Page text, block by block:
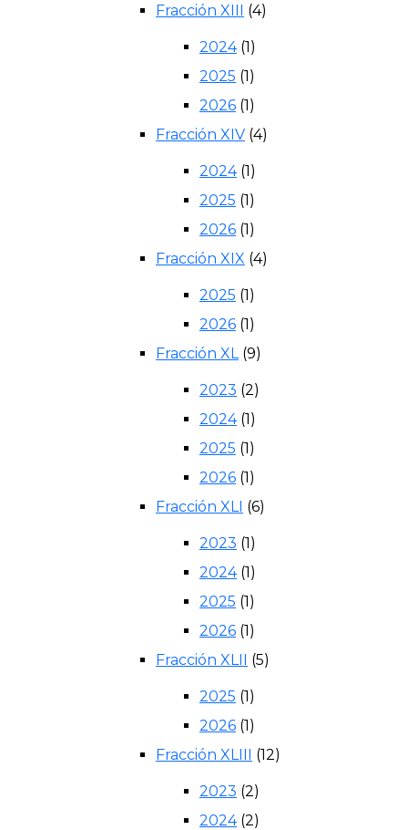
Fracción XIII (4)
2024(1)
2025 (1)
2026 (1)
Fracción XIV (4)
2024(1)
2025 (1)
2026 (1)
Fracción XIX (4)
2025 (1)
2026 (1)
Fracción XL(9)
2023 (2)
2024(1)
2025 (1)
2026 (1)
Fracción XLI (6)
2023 (1)
2024(1)
2025 (1)
2026 (1)
Fracción XLII (5)
2025 (1)
2026 (1)
Fracción XLIII (12)
2023 (2)
2024(2)